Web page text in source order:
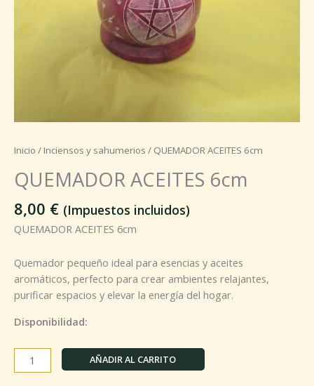
Inicio / Inciensos y sahumerios / QUEMADOR ACEITES 6cm
QUEMADOR ACEITES 6cm
8,00 € (Impuestos incluidos)
QUEMADOR ACEITES 6cm
Quemador pequeño ideal para esencias y aceites
aromáticos, perfecto para crear ambientes relajantes,
purificar espacios y elevar la energía del hogar.
Disponibilidad:
AÑADIR AL CARRITO